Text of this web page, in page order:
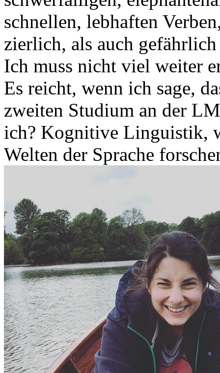
schnellen, lebhaften
zierlich, als auch
Ich muss nicht viel weiter
Es reicht, wenn ich sage,
zweiten Studium an der
ich? Kognitive Linguistik,
Welten der Sprache